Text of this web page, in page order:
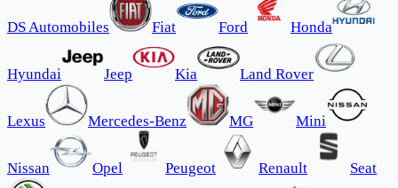
DS Automobiles Fiat Ford Honda
Hyundai Jeep Kia Land Rover
Lexus Mercedes-Benz MG Mini
Nissan Opel Peugeot Renault Seat